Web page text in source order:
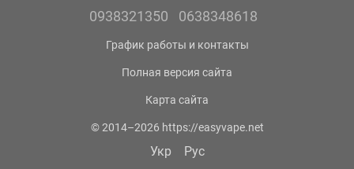
0938321350 0638348618
График работы и контакты
Полная версия сайта
Карта сайта
© 2014–2026 https://easyvape.net
Укр Рус